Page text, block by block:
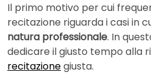
Il primo motivo per cui
recitazione riguarda i casi in
natura professionale. In
dedicare il giusto tempo alla
recitazionegiusta.